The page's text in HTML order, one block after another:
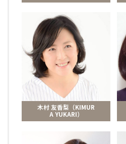
木村 友香梨（KIMUR
A YUKARI）